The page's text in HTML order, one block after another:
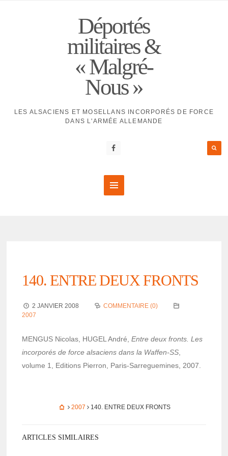
Déportés
militaires &
« Malgré-
Nous »
LES ALSACIENS ET MOSELLANS INCORPORÉS DE FORCE
DANS L'ARMÉE ALLEMANDE
140. ENTRE DEUX FRONTS
2 JANVIER 2008
COMMENTAIRE (0)
2007
MENGUS Nico­las, HUGEL André,Entre deux fronts. Les
incor­po­rés de force alsa­ciens dans la Waffen-SS
volume 1, Editions Pier­ron, Paris-Sarre­gue­mines, 2007.
2007 140. ENTRE DEUX FRONTS
ARTICLES SIMILAIRES